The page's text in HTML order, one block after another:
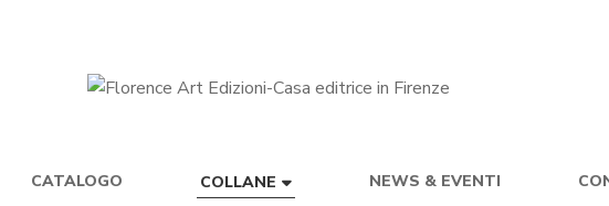
CATALOGO COLLANE NEWS & EVENTI